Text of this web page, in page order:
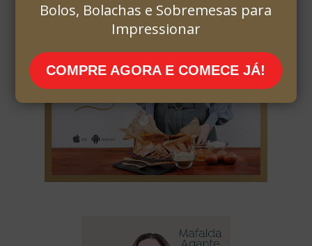
Bolos, Bolachas e Sobremesas para
Impressionar
COMPRE AGORA E COMECE JÁ!